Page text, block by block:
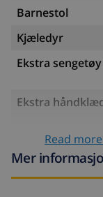
Barnestol
Kjæledyr
Ekstra sengetøy
Ekstra
Sen utsjekking
Ekstra
Read more
Mer